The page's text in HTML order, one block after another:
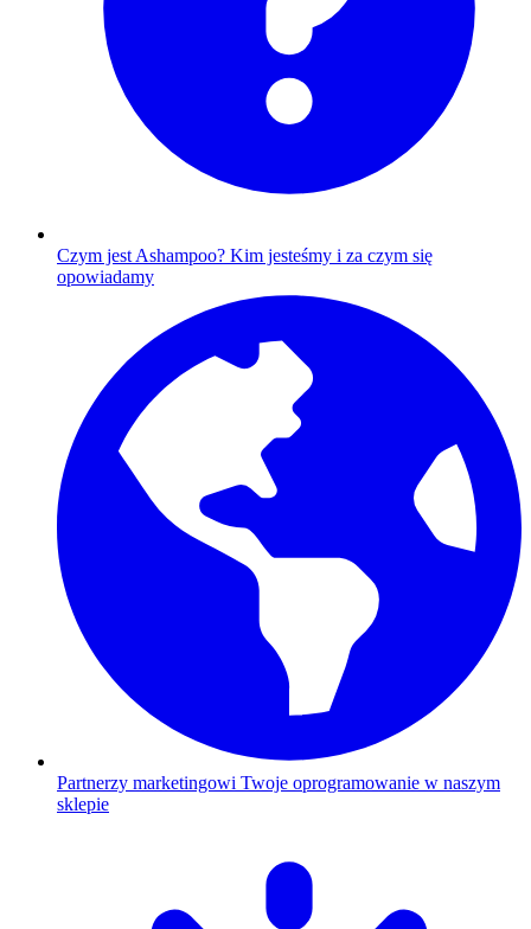
Czym jest Ashampoo? Kim jesteśmy i za czym się
opowiadamy
Partnerzy marketingowi Twoje oprogramowanie w naszym
sklepie